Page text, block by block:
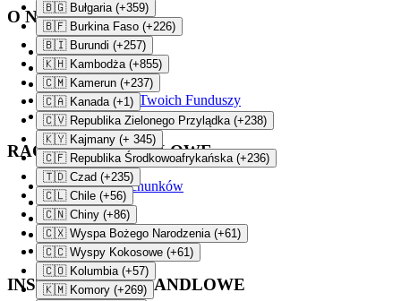
🇧🇬 Bułgaria (+359)
🇧🇫 Burkina Faso (+226)
🇧🇮 Burundi (+257)
🇰🇭 Kambodża (+855)
🇨🇲 Kamerun (+237)
🇨🇦 Kanada (+1)
🇨🇻 Republika Zielonego Przylądka (+238)
🇰🇾 Kajmany (+ 345)
🇨🇫 Republika Środkowoafrykańska (+236)
🇹🇩 Czad (+235)
🇨🇱 Chile (+56)
🇨🇳 Chiny (+86)
🇨🇽 Wyspa Bożego Narodzenia (+61)
🇨🇨 Wyspy Kokosowe (+61)
🇨🇴 Kolumbia (+57)
🇰🇲 Komory (+269)
O NAS
Wszystko o Firmie
Licencja i przepisy
Nasze zalety
Bezpieczeństwo Twoich Funduszy
Dokumenty prawne
RACHUNKI HANDLOWE
Porównanie Rachunków
Konto Basic
Konto Trader
Konto Gold
Konto premium RAW
INSTRUMENTY HANDLOWE